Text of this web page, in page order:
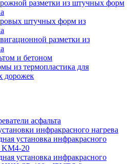
разметки из штучных форм
штучных форм из
разметки из
и бетоном
из термопластика для
дорожек
асфальта
инфракрасного нагрева
установка инфракрасного
KM4-20
установка инфракрасного